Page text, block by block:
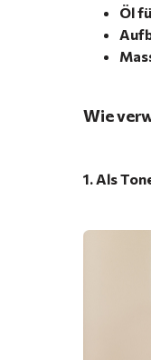
Öl
Wie
1. Als